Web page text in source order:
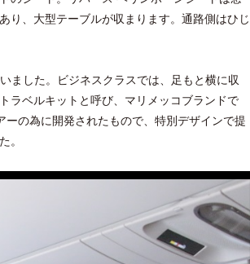
り、大型テーブルが収まります。通路側はひじ
ました。ビジネスクラスでは、足もと横に収
ラベルキットと呼び、マリメッコブランドで
の為に開発されたもので、特別デザインで提